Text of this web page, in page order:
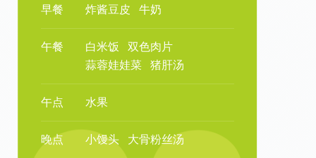
早餐 炸酱豆皮 牛奶
午餐 白米饭 双色肉片
蒜蓉娃娃菜 猪肝汤
午点 水果
晚点 小馒头 大骨粉丝汤